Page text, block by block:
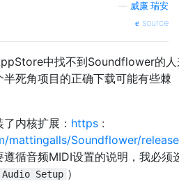
威廉·瑞安
source
中找不到Soundflower的人
半死角项目的正确下载可能有些棘
内核扩展： https :
mattingalls/Soundflower/
遵循音频MIDI设置的说明，我必须
Audio Setup ）